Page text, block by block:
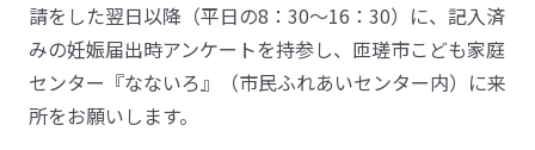
請をした翌日以降（平日の8：30～16：30）に、記入済
みの妊娠届出時アンケートを持参し、匝瑳市こども家庭
センター『なないろ』（市民ふれあいセンター内）に来
所をお願いします。